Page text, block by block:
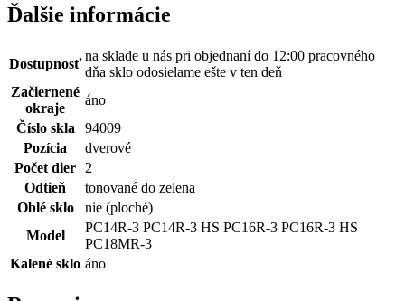
Ďalšie informácie
Dostupnosť
na sklade u nás pri objednaní do 12:00 pracovného
dňa sklo odosielame ešte v ten deň
Začiernené
okraje
áno
Číslo skla
94009
Pozícia
dverové
Počet dier
2
Odtieň
tonované do zelena
Oblé sklo
nie (ploché)
Model
PC14R-3 PC14R-3 HS PC16R-3 PC16R-3 HS
PC18MR-3
Kalené sklo áno